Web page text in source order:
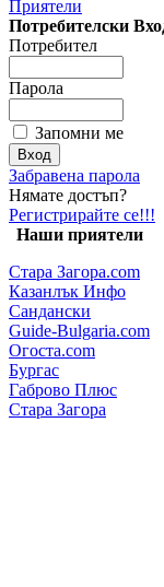
Приятели
Потребителски
Потребител
Парола
Запомни ме
Забравена парола
Нямате достъп?
Регистрирайте се!!!
Наши приятели
Стара Загора.com
Казанлък Инфо
Сандански
Guide-Bulgaria.com
Огоста.com
Бургас
Габрово Плюс
Стара Загора